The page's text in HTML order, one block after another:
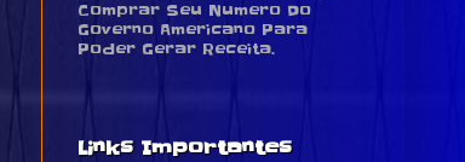
Comprar Seu Numero Do
Governo Americano Para
Poder Gerar Receita.
Links Importantes